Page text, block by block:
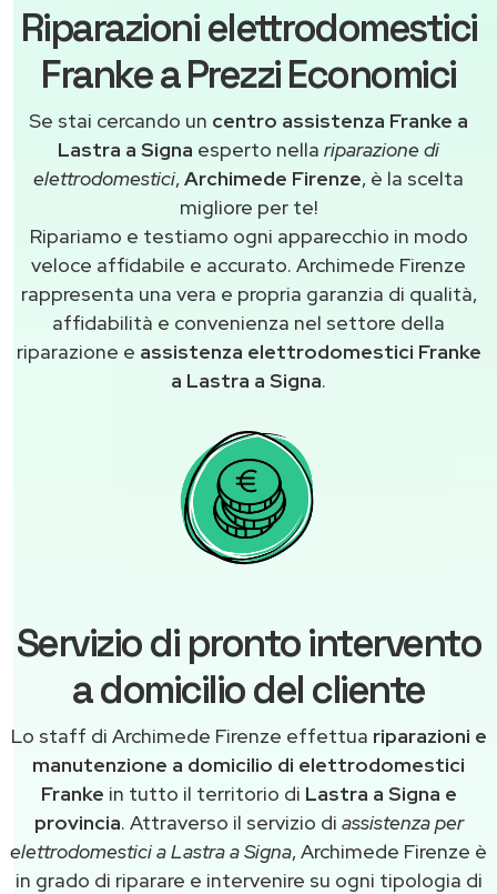
Riparazioni elettrodomestici
Franke a Prezzi Economici
Se stai cercando un centro assistenza Franke a
Lastra a Signa esperto nella riparazione di
elettrodomestici,Archimede Firenze, è la scelta
migliore per te!
Ripariamo e testiamo ogni apparecchio in modo
veloce affidabile e accurato. Archimede Firenze
rappresenta una vera e propria garanzia di qualità,
affidabilità e convenienza nel settore della
riparazione e assistenza elettrodomestici Franke
a Lastra a Signa.
Servizio di pronto intervento
a domicilio del cliente
Lo staff di Archimede Firenze effettua riparazioni e
manutenzione a domicilio di elettrodomestici
Franke in tutto il territorio di Lastra a Signa e
provincia. Attraverso il servizio di assistenza per
elettrodomestici a Lastra a Signa, Archimede Firenze è
in grado di riparare e intervenire su ogni tipologia di